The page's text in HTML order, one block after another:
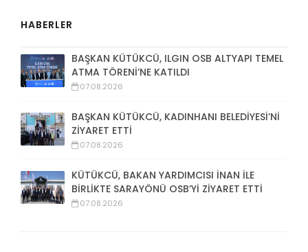
HABERLER
BAŞKAN KÜTÜKCÜ, ILGIN OSB ALTYAPI TEMEL
ATMA TÖRENİ’NE KATILDI
07.08.2026
BAŞKAN KÜTÜKCÜ, KADINHANI BELEDİYESİ’Nİ
ZİYARET ETTİ
07.08.2026
KÜTÜKCÜ, BAKAN YARDIMCISI İNAN İLE
BİRLİKTE SARAYÖNÜ OSB’Yİ ZİYARET ETTİ
07.08.2026